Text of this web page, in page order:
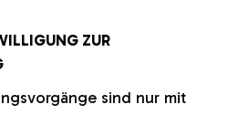
ZUR
sind nur mit